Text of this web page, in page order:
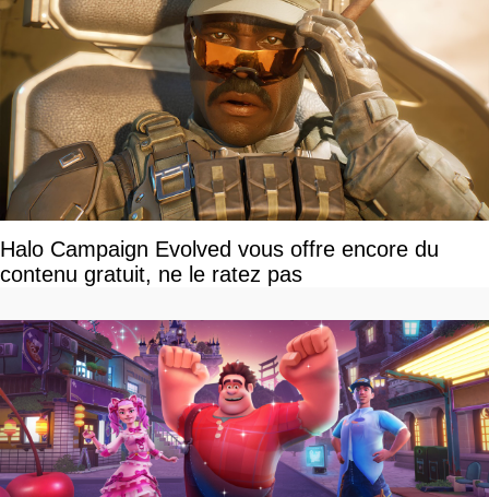
Halo Campaign Evolved vous offre encore du
contenu gratuit, ne le ratez pas